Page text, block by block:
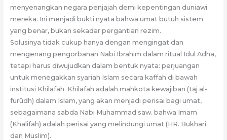
menyenangkan negara penjajah demi kepentingan duniawi
mereka. Ini menjadi bukti nyata bahwa umat butuh sistem
yang benar, bukan sekadar pergantian rezim.
Solusinya tidak cukup hanya dengan mengingat dan
mengenang pengorbanan Nabi Ibrahim dalam ritual Idul Adha,
tetapi harus diwujudkan dalam bentuk nyata: perjuangan
untuk menegakkan syariah Islam secara kaffah di bawah
institusi Khilafah. Khilafah adalah mahkota kewajiban (tāj al-
furūdh) dalam Islam, yang akan menjadi perisai bagi umat,
sebagaimana sabda Nabi Muhammad saw. bahwa Imam
(Khalifah) adalah perisai yang melindungi umat (HR. Bukhari
dan Muslim).